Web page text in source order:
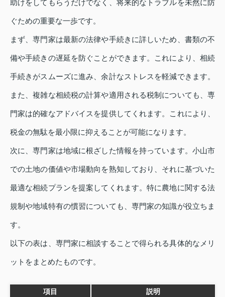
助けをしてもらうだけでなく、将来的なトラブルを未然に防
ぐための重要な一歩です。
まず、専門家は最新の法律や手続きに詳しいため、書類の不
備や手続きの遅延を防ぐことができます。これにより、相続
手続きがスムーズに進み、余計なストレスを軽減できます。
また、複雑な相続税の計算や適用される税制についても、専
門家は的確なアドバイスを提供してくれます。これにより、
税金の無駄を最小限に抑えることが可能になります。
次に、専門家は地域に根ざした情報を持っています。小山市
での土地の価値や市場動向を熟知しており、それに基づいた
最適な相続プランを提案してくれます。特に農地に関する法
規制や地域特有の慣習についても、専門家の知識が役立ちま
す。
以下の表は、専門家に相談することで得られる具体的なメリ
ットをまとめたものです。
項目 説明